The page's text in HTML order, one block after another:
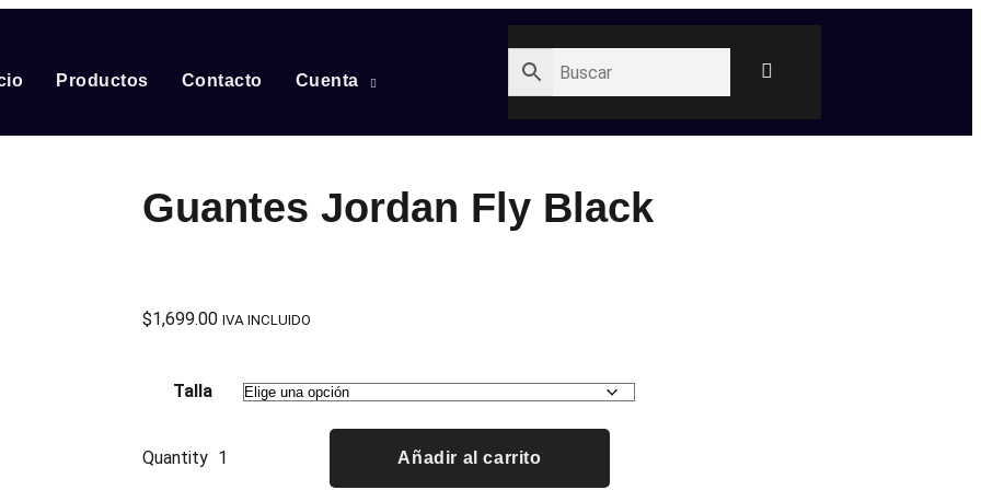
Productos Contacto Cuenta
Guantes Jordan Fly Black
$1,699.00 IVA INCLUIDO
Talla
Quantity Añadir al carrito